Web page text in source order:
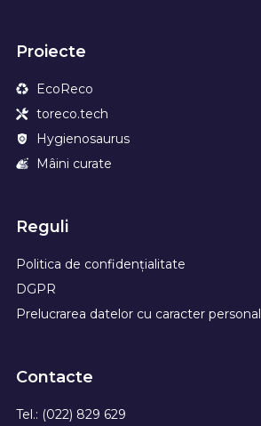
Proiecte
EcoReco
toreco.tech
Hygienosaurus
Mâini curate
Reguli
Politica de confidențialitate
DGPR
Prelucrarea datelor cu caracter personal
Contacte
Tel.: (022) 829 629